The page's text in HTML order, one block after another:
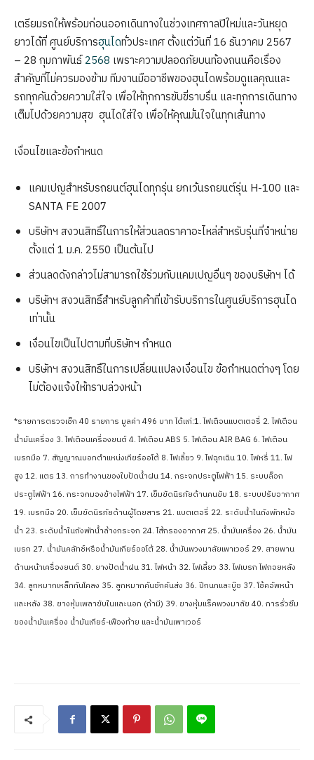
เตรียมรถให้พร้อมก่อนออกเดินทางในช่วงเทศกาลปีใหม่และวันหยุด
ยาวได้ที่ ศูนย์บริการฮุนไดทั่วประเทศ ตั้งแต่วันที่ 16 ธันวาคม 2567
– 28 กุมภาพันธ์2568 เพราะความปลอดภัยบนท้องถนนคือเรื่อง
สำคัญที่ไม่ควรมองข้าม ทีมงานมืออาชีพของฮุนไดพร้อมดูแลคุณและ
รถทุกคันด้วยความใส่ใจ เพื่อให้ทุกการขับขี่ราบรื่น และทุกการเดินทาง
เต็มไปด้วยความสุข ฮุนไดใส่ใจ เพื่อให้คุณมั่นใจในทุกเส้นทาง
เงื่อนไขและข้อกำหนด
แคมเปญสำหรับรถยนต์ฮุนไดทุกรุ่น ยกเว้นรถยนต์รุ่น H-100 และ
SANTA FE 2007
บริษัทฯ สงวนสิทธิ์ในการให้ส่วนลดราคาอะไหล่สำหรับรุ่นที่จำหน่าย
ตั้งแต่ 1 ม.ค. 2550 เป็นต้นไป
ส่วนลดดังกล่าวไม่สามารถใช้ร่วมกับแคมเปญอื่นๆ ของบริษัทฯ ได้
บริษัทฯ สงวนสิทธิ์สำหรับลูกค้าที่เข้ารับบริการในศูนย์บริการฮุนได
เท่านั้น
เงื่อนไขเป็นไปตามที่บริษัทฯ กำหนด
บริษัทฯ สงวนสิทธิ์ในการเปลี่ยนแปลงเงื่อนไข ข้อกำหนดต่างๆ โดย
ไม่ต้องแจ้งให้ทราบล่วงหน้า
*รายการตรวจเช็ก 40 รายการ มูลค่า 496 บาท ได้แก่:1. ไฟเตือนแบตเตอรี่ 2. ไฟเตือน
น้ำมันเครื่อง 3. ไฟเตือนเครื่องยนต์ 4. ไฟเตือน ABS 5. ไฟเตือน AIR BAG 6. ไฟเตือน
เบรกมือ 7. สัญญาณบอกตำแหน่งเกียร์ออโต้ 8. ไฟเลี้ยว 9. ไฟฉุกเฉิน 10. ไฟหรี่ 11. ไฟ
สูง 12. แตร 13. การทำงานของใบปัดน้ำฝน 14. กระจกประตูไฟฟ้า 15. ระบบล็อก
ประตูไฟฟ้า 16. กระจกมองข้างไฟฟ้า 17. เข็มขัดนิรภัยด้านคนขับ 18. ระบบปรับอากาศ
19. เบรกมือ 20. เข็มขัดนิรภัยด้านผู้โดยสาร 21. แบตเตอรี่ 22. ระดับน้ำในถังพักหม้อ
น้ำ 23. ระดับน้ำในถังพักน้ำล้างกระจก 24. ไส้กรองอากาศ 25. น้ำมันเครื่อง 26. น้ำมัน
เบรก 27. น้ำมันคลัทช์หรือน้ำมันเกียร์ออโต้ 28. น้ำมันพวงมาลัยเพาเวอร์ 29. สายพาน
ด้านหน้าเครื่องยนต์ 30. ยางปัดน้ำฝน 31. ไฟหน้า 32. ไฟเลี้ยว 33. ไฟเบรก ไฟถอยหลัง
34. ลูกหมากเหล็กกันโคลง 35. ลูกหมากคันชักคันส่ง 36. ปีกนกและบู๊ช 37. โช้คอัพหน้า
และหลัง 38. ยางหุ้มเพลาขับในและนอก (ถ้ามี) 39. ยางหุ้มแร็คพวงมาลัย 40. การรั่วซึม
ของน้ำมันเครื่อง น้ำมันเกียร์-เฟืองท้าย และน้ำมันเพาเวอร์